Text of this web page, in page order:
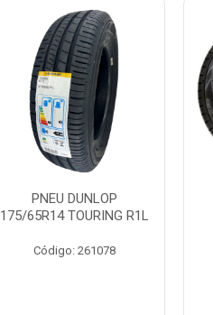
PNEU DUNLOP
175/65R14 TOURING R1L
Código: 261078